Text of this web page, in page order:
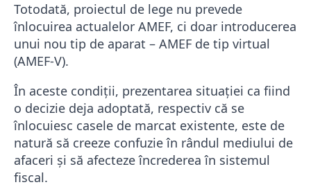
Totodată, proiectul de lege nu prevede
înlocuirea actualelor AMEF, ci doar introducerea
unui nou tip de aparat – AMEF de tip virtual
(AMEF-V).
În aceste condiții, prezentarea situației ca fiind
o decizie deja adoptată, respectiv că se
înlocuiesc casele de marcat existente, este de
natură să creeze confuzie în rândul mediului de
afaceri și să afecteze încrederea în sistemul
fiscal.